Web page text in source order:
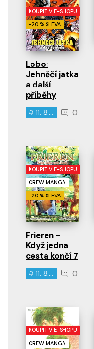
KOUPIT V E-SHOPU
-20 % SLEVA
Lobo:
Jehněčí jatka
a další
příběhy
11. 8. 2026 0
KOUPIT V E-SHOPU
CREW MANGA
-20 % SLEVA
Frieren -
Když jedna
cesta končí 7
11. 8. 2026 0
KOUPIT V E-SHOPU
CREW MANGA